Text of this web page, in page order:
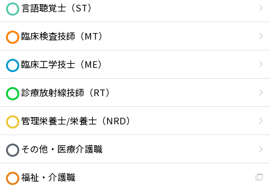
言語聴覚士（ST）
臨床検査技師（MT）
臨床工学技士（ME）
診療放射線技師（RT）
管理栄養士/栄養士（NRD）
その他・医療介護職
福祉・介護職